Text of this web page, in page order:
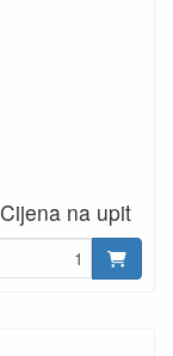
Cijena na upit